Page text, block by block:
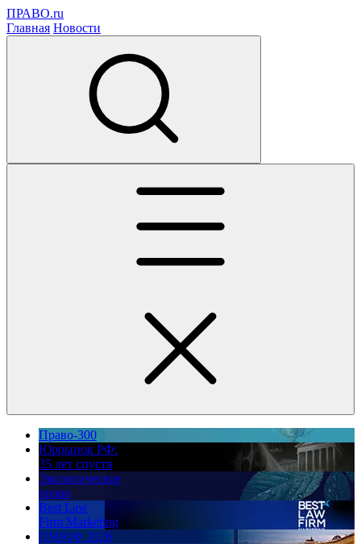
ПРАВО.ru
Главная Новости
Право-300
Юррынок РФ:
35 лет спустя
Экологическое
право
Best Law
Firm Marketing
ПМЮФ 2026